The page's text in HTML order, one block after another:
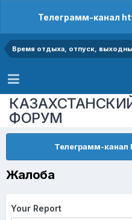
Телеграмм-канал
Время отдыха, отпуск,
ФОРУМ
Телеграмм-
Жалоба
Your Report